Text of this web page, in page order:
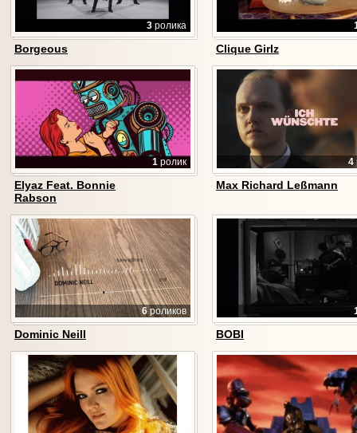
3 ролика
Borgeous Clique Girlz
1 ролик
Elyaz Feat. Bonnie
Rabson
4
Max Richard Leßmann
6 роликов
Dominic Neill BOBI